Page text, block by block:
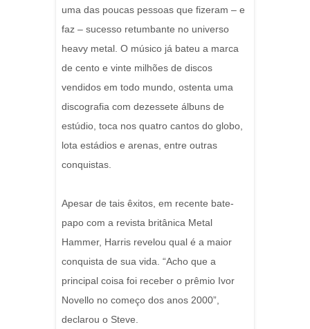
uma das poucas pessoas que fizeram – e
faz – sucesso retumbante no universo
heavy metal. O músico já bateu a marca
de cento e vinte milhões de discos
vendidos em todo mundo, ostenta uma
discografia com dezessete álbuns de
estúdio, toca nos quatro cantos do globo,
lota estádios e arenas, entre outras
conquistas.
Apesar de tais êxitos, em recente bate-
papo com a revista britânica Metal
Hammer, Harris revelou qual é a maior
conquista de sua vida. “Acho que a
principal coisa foi receber o prêmio Ivor
Novello no começo dos anos 2000”,
declarou o Steve.